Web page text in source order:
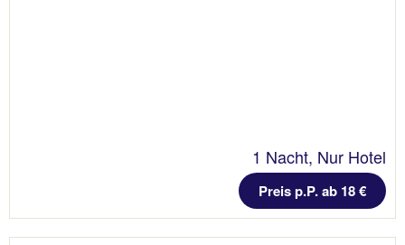
1 Nacht, Nur Hotel
Preis p.P. ab 18 €